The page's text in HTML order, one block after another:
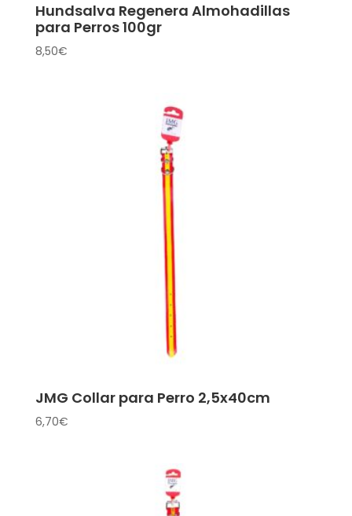
Hundsalva Regenera Almohadillas
para Perros 100gr
8,50€
JMG Collar para Perro 2,5x40cm
6,70€